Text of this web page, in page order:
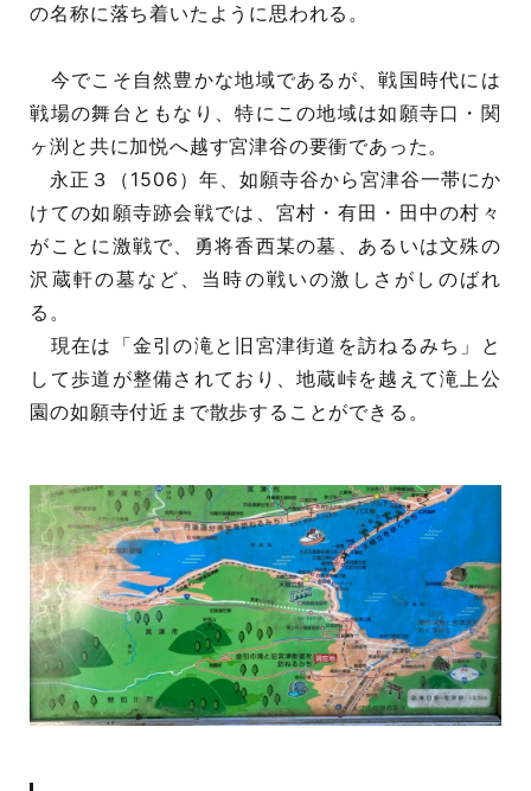
の名称に落ち着いたように思われる。
今でこそ自然豊かな地域であるが、戦国時代には
戦場の舞台ともなり、特にこの地域は如願寺口・関
ヶ渕と共に加悦へ越す宮津谷の要衝であった。
永正３（1506）年、如願寺谷から宮津谷一帯にか
けての如願寺跡会戦では、宮村・有田・田中の村々
がことに激戦で、勇将香西某の墓、あるいは文殊の
沢蔵軒の墓など、当時の戦いの激しさがしのばれ
る。
現在は「金引の滝と旧宮津街道を訪ねるみち」と
して歩道が整備されており、地蔵峠を越えて滝上公
園の如願寺付近まで散歩することができる。